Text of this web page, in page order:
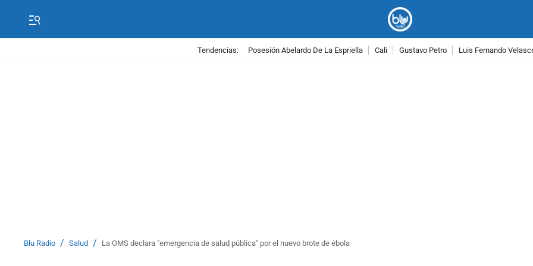
Tendencias: Posesión Abelardo De La Espriella Cali Gustavo Petro Luis Fernando
Blu Radio / Salud / La OMS declara "emergencia de salud pública" por el nuevo brote de ébola